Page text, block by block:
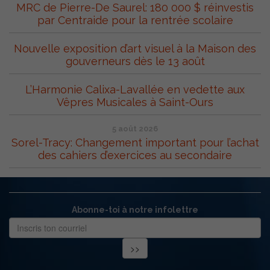
MRC de Pierre-De Saurel: 180 000 $ réinvestis
par Centraide pour la rentrée scolaire
Nouvelle exposition d’art visuel à la Maison des
gouverneurs dès le 13 août
L’Harmonie Calixa-Lavallée en vedette aux
Vêpres Musicales à Saint-Ours
5 août 2026
Sorel-Tracy: Changement important pour l’achat
des cahiers d’exercices au secondaire
Abonne-toi à notre infolettre